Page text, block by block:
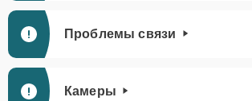
Проблемы связи
Камеры